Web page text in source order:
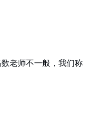
老师不一般，我们称